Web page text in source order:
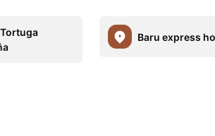
Baru express